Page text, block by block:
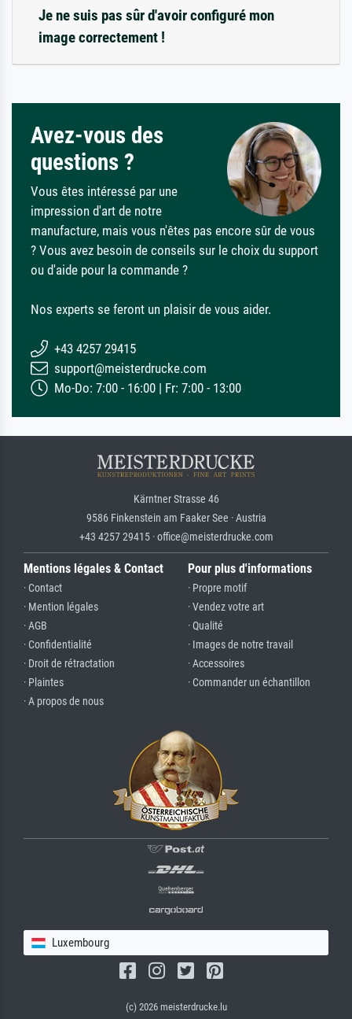
Je ne suis pas sûr d'avoir configuré mon
image correctement !
Avez-vous des
questions ?
Vous êtes intéressé par une
impression d'art de notre
manufacture, mais vous n'êtes pas encore sûr de vous
? Vous avez besoin de conseils sur le choix du support
ou d'aide pour la commande ?
Nos experts se feront un plaisir de vous aider.
+43 4257 29415
support@meisterdrucke.com
Mo-Do: 7:00 - 16:00 | Fr: 7:00 - 13:00
Kärntner Strasse 46
9586 Finkenstein am Faaker See · Austria
+43 4257 29415 · office@meisterdrucke.com
Mentions légales & Contact
· Contact
· Mention légales
· AGB
· Confidentialité
· Droit de rétractation
· Plaintes
· A propos de nous
Pour plus d'informations
· Propre motif
· Vendez votre art
· Qualité
· Images de notre travail
· Accessoires
· Commander un échantillon
Luxembourg
(c) 2026 meisterdrucke.lu